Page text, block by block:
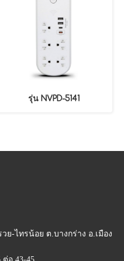
รุ่น NVPD-5141
วย-ไทรน้อย ต.บางกร่าง อ.เมือง
ต่อ 43-45